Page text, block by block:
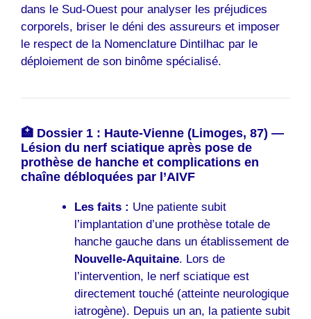
dans le Sud-Ouest pour analyser les préjudices
corporels, briser le déni des assureurs et imposer
le respect de la Nomenclature Dintilhac par le
déploiement de son binôme spécialisé.
🏥 Dossier 1 : Haute-Vienne (Limoges, 87) —
Lésion du nerf sciatique après pose de
prothèse de hanche et complications en
chaîne débloquées par l’AIVF
Les faits : Une patiente subit
l’implantation d’une prothèse totale de
hanche gauche dans un établissement de
Nouvelle-Aquitaine. Lors de
l’intervention, le nerf sciatique est
directement touché (atteinte neurologique
iatrogène). Depuis un an, la patiente subit